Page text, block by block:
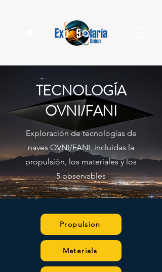
TECNOLOGÍA
OVNI/FANI
Exploración de tecnologías de
naves OVNI/FANI, incluidas la
propulsión, los materiales y los
5 observables
Propulsion
Materials